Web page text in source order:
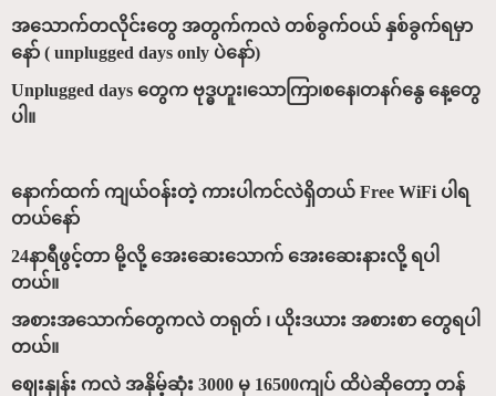
အသောက်တလိုင်းတွေ အတွက်ကလဲ တစ်ခွက်ဝယ် နှစ်ခွက်ရမှာ
နော် ( unplugged days only ပဲနော်)
Unplugged days တွေက ဗုဒ္ဓဟူး၊‌သောကြာ၊စနေ၊တနဂ်နွေ နေ့တွေ
ပါ။
နောက်ထက် ကျယ်ဝန်းတဲ့ ကားပါကင်လဲရှိတယ် Free WiFi ပါရ
တယ်နော်
24နာရီဖွင့်တာ မို့လို့ အေးဆေးသောက် အေးဆေးနားလို့ ရပါ
တယ်။
အစားအသောက်တွေကလဲ တရုတ် ၊ ယိုးဒယား အစားစာ တွေရပါ
တယ်။
ဈေးနှုန်း ကလဲ အနှိမ့်ဆုံး 3000 မှ 16500ကျပ် ထိပဲဆိုတော့ တန်